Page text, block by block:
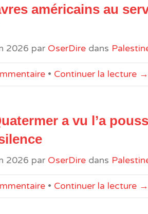
américains au
2026 par OserDire dans
• Continuer la lecture →
a vu l’a
2026 par OserDire dans
• Continuer la lecture →